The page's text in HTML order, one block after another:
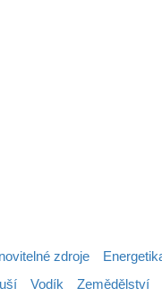
zdroje
Vodík Zemědělství